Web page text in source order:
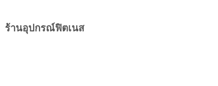
ร้านอุปกรณ์ฟิตเนส